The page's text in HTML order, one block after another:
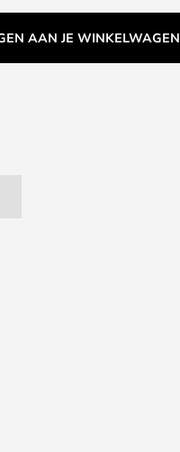
AAN JE WINKELWAGEN